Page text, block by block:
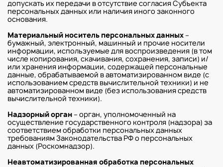
допускать их передачи в отсутствие согласия Субъекта
персональных данных или наличия иного законного
основания.
Материальный носитель персональных данных –
бумажный, электронный, машинный и прочие носители
информации, используемые для воспроизведения (в том
числе копирования, скачивания, сохранения, записи) и/
или хранения информации, содержащей персональные
данные, обрабатываемой в автоматизированном виде (с
использованием средств вычислительной техники) и не
автоматизированном виде (без использования средств
вычислительной техники).
Надзорный орган – орган, уполномоченный на
осуществление государственного контроля (надзора) за
соответствием обработки персональных данных
требованиям Законодательства РФ о персональных
данных (Роскомнадзор).
Неавтоматизированная обработка персональных